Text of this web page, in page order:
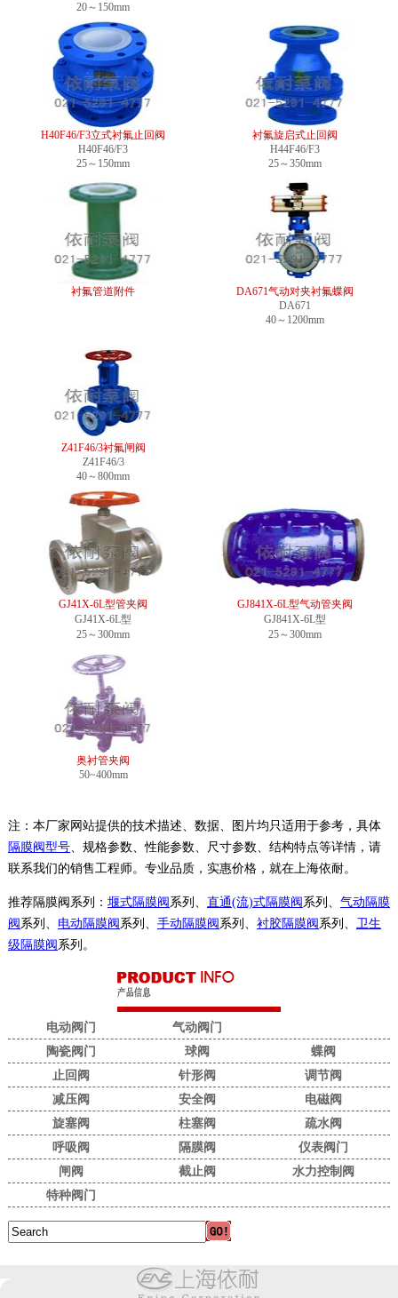
20～150mm
H40F46/F3立式衬氟止回阀
H40F46/F3
25～150mm
衬氟旋启式止回阀
H44F46/F3
25～350mm
衬氟管道附件
DA671气动对夹衬氟蝶阀
DA671
40～1200mm
Z41F46/3衬氟闸阀
Z41F46/3
40～800mm
GJ41X-6L型管夹阀
GJ41X-6L型
25～300mm
GJ841X-6L型气动管夹阀
GJ841X-6L型
25～300mm
奥衬管夹阀
50~400mm
注：本厂家网站提供的技术描述、数据、图片均只适用于参考，具体
隔膜阀型号、规格参数、性能参数、尺寸参数、结构特点等详情，请
联系我们的销售工程师。专业品质，实惠价格，就在上海依耐。
推荐隔膜阀系列： 堰式隔膜阀 系列、 直通(流)式隔膜阀 系列、 气动隔膜
阀 系列、 电动隔膜阀 系列、 手动隔膜阀 系列、 衬胶隔膜阀 系列、 卫生
级隔膜阀 系列。
电动阀门
气动阀门
陶瓷阀门
球阀
蝶阀
止回阀
针形阀
调节阀
减压阀
安全阀
电磁阀
旋塞阀
柱塞阀
疏水阀
呼吸阀
隔膜阀
仪表阀门
闸阀
截止阀
水力控制阀
特种阀门